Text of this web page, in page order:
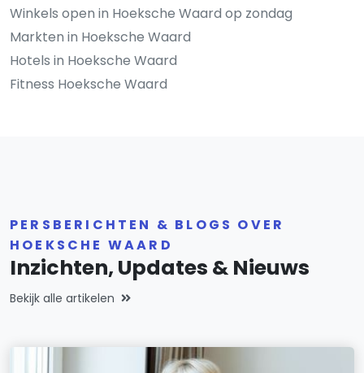
Winkels open in Hoeksche Waard op zondag
Markten in Hoeksche Waard
Hotels in Hoeksche Waard
Fitness Hoeksche Waard
PERSBERICHTEN & BLOGS OVER
HOEKSCHE WAARD
Inzichten, Updates & Nieuws
Bekijk alle artikelen